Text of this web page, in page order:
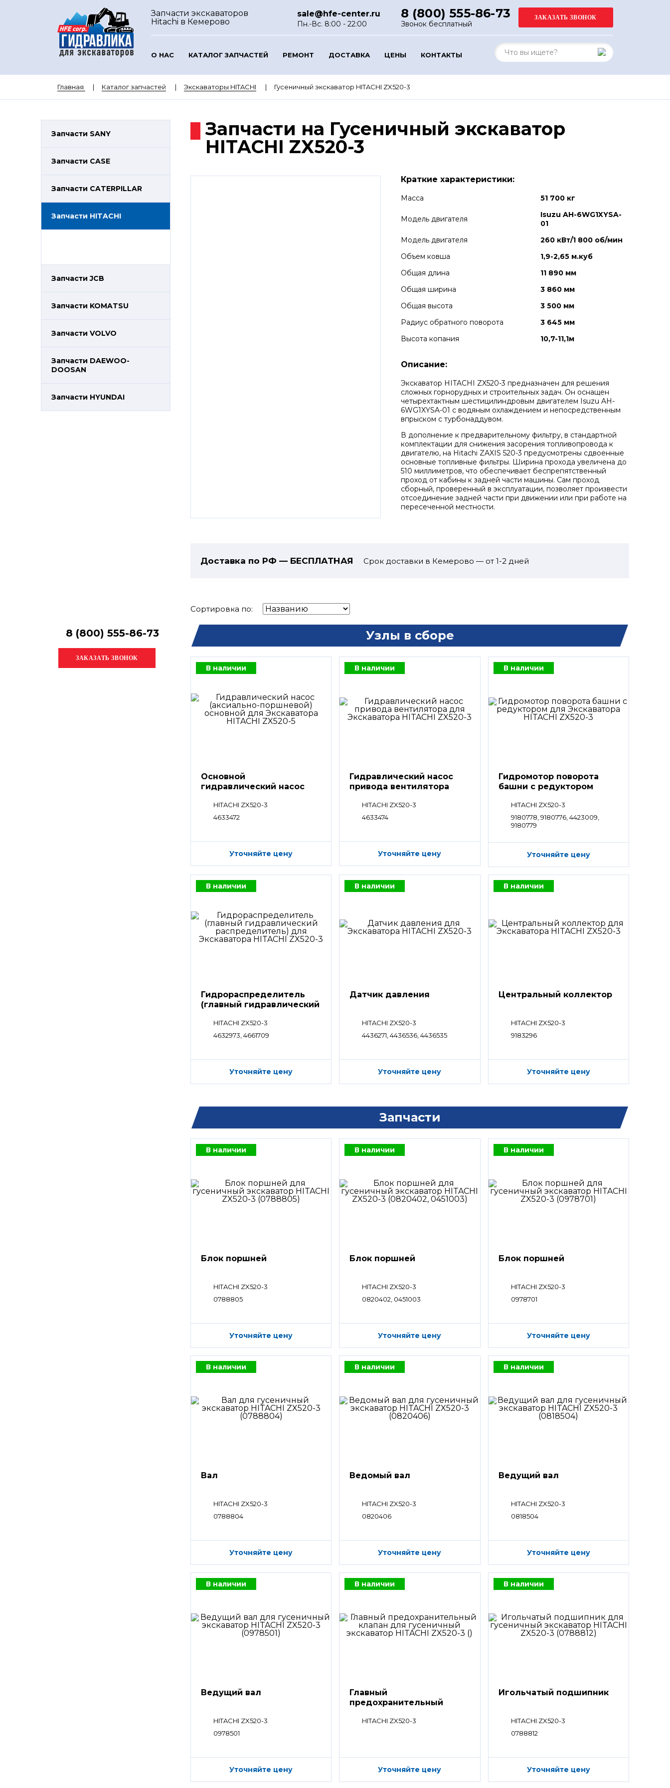
Запчасти экскаваторов
Hitachi в Кемерово
sale@hfe-center.ru
Пн.-Вс. 8:00 - 22:00
8 (800) 555-86-73
Звонок бесплатный
О НАС КАТАЛОГ ЗАПЧАСТЕЙ РЕМОНТ ДОСТАВКА ЦЕНЫ КОНТАКТЫ
Главная Каталог запчастей Экскаваторы HITACHI Гусеничный экскаватор HITACHI ZX520-3
Запчасти SANY
Запчасти CASE
Запчасти CATERPILLAR
Запчасти HITACHI
Запчасти JCB
Запчасти KOMATSU
Запчасти VOLVO
Запчасти DAEWOO-
DOOSAN
Запчасти HYUNDAI
8 (800) 555-86-73
Запчасти на Гусеничный экскаватор
HITACHI ZX520-3
Краткие характеристики:
Масса 51 700 кг
Модель двигателя
Isuzu AH-6WG1XYSA-
01
Модель двигателя
260 кВт/1 800 об/мин
Объем ковша
1,9-2,65 м.куб
Общая длина
11 890 мм
Общая ширина
3 860 мм
Общая высота
3 500 мм
Радиус обратного поворота
3 645 мм
Высота копания
10,7-11,1м
Описание:
Экскаватор HITACHI ZX520-3 предназначен для решения
сложных горнорудных и строительных задач. Он оснащен
четырехтактным шестицилиндровым двигателем Isuzu AH-
6WG1XYSA-01 с водяным охлаждением и непосредственным
впрыском с турбонаддувом.
В дополнение к предварительному фильтру, в стандартной
комплектации для снижения засорения топливопровода к
двигателю, на Hitachi ZAXIS 520-3 предусмотрены сдвоенные
основные топливные фильтры. Ширина прохода увеличена до
510 миллиметров, что обеспечивает беспрепятственный
проход от кабины к задней части машины. Сам проход
сборный, проверенный в эксплуатации, позволяет произвести
отсоединение задней части при движении или при работе на
пересеченной местности.
Доставка по РФ — БЕСПЛАТНАЯ Срок доставки в Кемерово — от 1-2 дней
Сортировка по:
Узлы в сборе
В наличии
Основной
гидравлический насос
HITACHI ZX520-3
4633472
Уточняйте цену
В наличии
Гидравлический насос
привода вентилятора
HITACHI ZX520-3
4633474
Уточняйте цену
В наличии
Гидромотор поворота
башни с редуктором
HITACHI ZX520-3
9180778, 9180776, 4423009,
9180779
Уточняйте цену
В наличии
Гидрораспределитель
(главный гидравлический
HITACHI ZX520-3
4632973, 4661709
Уточняйте цену
В наличии
Датчик давления
HITACHI ZX520-3
4436271, 4436536, 4436535
Уточняйте цену
В наличии
Центральный коллектор
HITACHI ZX520-3
9183296
Уточняйте цену
Запчасти
В наличии
Блок поршней
HITACHI ZX520-3
0788805
Уточняйте цену
В наличии
Блок поршней
HITACHI ZX520-3
0820402, 0451003
Уточняйте цену
В наличии
Блок поршней
HITACHI ZX520-3
0978701
Уточняйте цену
В наличии
Вал
HITACHI ZX520-3
0788804
Уточняйте цену
В наличии
Ведомый вал
HITACHI ZX520-3
0820406
Уточняйте цену
В наличии
Ведущий вал
HITACHI ZX520-3
0818504
Уточняйте цену
В наличии
Ведущий вал
HITACHI ZX520-3
0978501
Уточняйте цену
В наличии
Главный
предохранительный
HITACHI ZX520-3
Уточняйте цену
В наличии
Игольчатый подшипник
HITACHI ZX520-3
0788812
Уточняйте цену